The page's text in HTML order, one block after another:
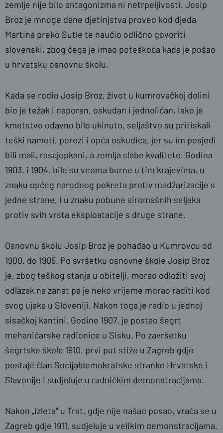
zemlje nije bilo antagonizma ni netrpeljivosti. Josip
Broz je mnoge dane djetinjstva proveo kod djeda
Martina preko Sutle te naučio odlično govoriti
slovenski, zbog čega je imao poteškoća kada je pošao
u hrvatsku osnovnu školu.
Kada se rodio Josip Broz, život u kumrovačkoj dolini
bio je težak i naporan, oskudan i jednoličan. Iako je
kmetstvo odavno bilo ukinuto, seljaštvo su pritiskali
teški nameti, porezi i opća oskudica, jer su im posjedi
bili mali, rascjepkani, a zemlja slabe kvalitete. Godina
1903. i 1904. bile su veoma burne u tim krajevima, u
znaku općeg narodnog pokreta protiv madžarizacije s
jedne strane, i u znaku pobune siromašnih seljaka
protiv svih vrsta eksploatacije s druge strane.
Osnovnu školu Josip Broz je pohađao u Kumrovcu od
1900. do 1905. Po svršetku osnovne škole Josip Broz
je, zbog teškog stanja u obitelji, morao odložiti svoj
odlazak na zanat pa je neko vrijeme morao raditi kod
svog ujaka u Sloveniji. Nakon toga je radio u jednoj
sisačkoj kantini. Godine 1907. je postao šegrt
mehaničarske radionice u Sisku. Po završetku
šegrtske škole 1910. prvi put stiže u Zagreb gdje
postaje član Socijaldemokratske stranke Hrvatske i
Slavonije i sudjeluje u radničkim demonstracijama.
Nakon „izleta" u Trst, gdje nije našao posao, vraća se u
Zagreb gdje 1911. sudjeluje u velikim demonstracijama.